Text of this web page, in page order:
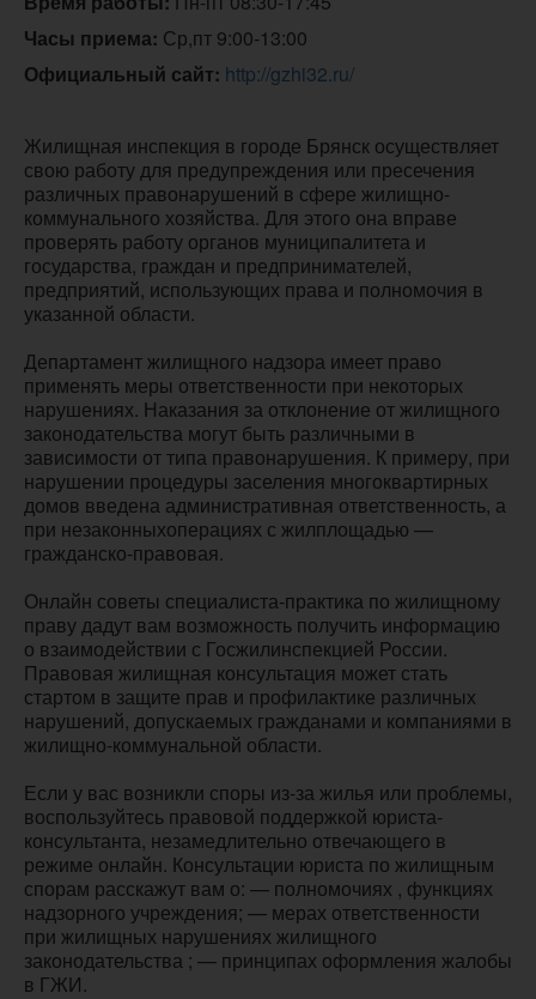
Часы приема: Ср,пт 9:00-13:00
Официальный сайт: http://gzhi32.ru/
Жилищная инспекция в городе Брянск осуществляет
свою работу для предупреждения или пресечения
различных правонарушений в сфере жилищно-
коммунального хозяйства. Для этого она вправе
проверять работу органов муниципалитета и
государства, граждан и предпринимателей,
предприятий, использующих права и полномочия в
указанной области.
Департамент жилищного надзора имеет право
применять меры ответственности при некоторых
нарушениях. Наказания за отклонение от жилищного
законодательства могут быть различными в
зависимости от типа правонарушения. К примеру, при
нарушении процедуры заселения многоквартирных
домов введена административная ответственность, а
при незаконныхоперациях с жилплощадью —
гражданско-правовая.
Онлайн советы специалиста-практика по жилищному
праву дадут вам возможность получить информацию
о взаимодействии с Госжилинспекцией России.
Правовая жилищная консультация может стать
стартом в защите прав и профилактике различных
нарушений, допускаемых гражданами и компаниями в
жилищно-коммунальной области.
Если у вас возникли споры из-за жилья или проблемы,
воспользуйтесь правовой поддержкой юриста-
консультанта, незамедлительно отвечающего в
режиме онлайн. Консультации юриста по жилищным
спорам расскажут вам о: — полномочиях , функциях
надзорного учреждения; — мерах ответственности
при жилищных нарушениях жилищного
законодательства ; — принципах оформления жалобы
в ГЖИ.